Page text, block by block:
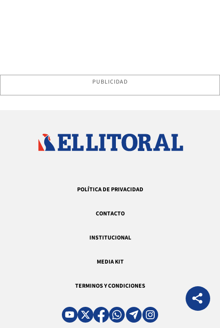
PUBLICIDAD
POLÍTICA DE PRIVACIDAD
CONTACTO
INSTITUCIONAL
MEDIA KIT
TERMINOS Y CONDICIONES